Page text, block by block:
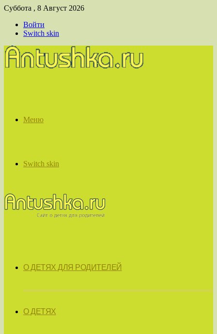
Суббота , 8 Август 2026
Войти
Switch skin
Меню
Switch skin
О ДЕТЯХ ДЛЯ РОДИТЕЛЕЙ
О ДЕТЯХ